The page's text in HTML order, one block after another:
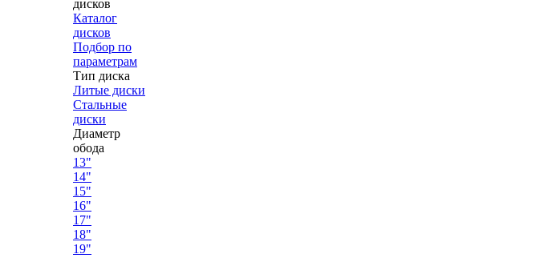
дисков
Каталог
дисков
Подбор по
параметрам
Тип диска
Литые диски
Стальные
диски
Диаметр
обода
13"
14"
15"
16"
17"
18"
19"